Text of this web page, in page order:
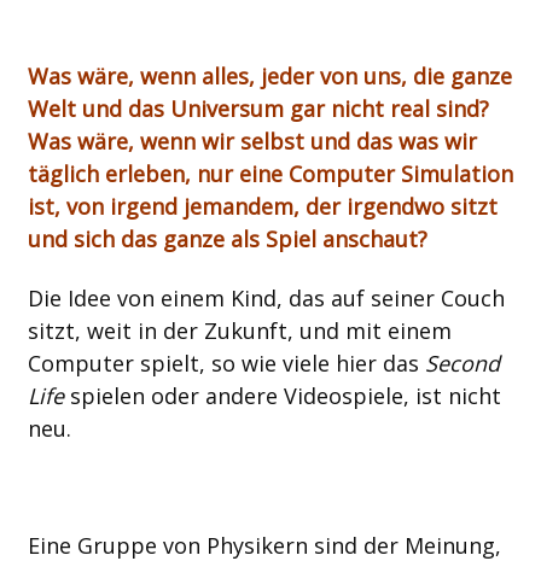
Was wäre, wenn alles, jeder von uns, die ganze
Welt und das Universum gar nicht real sind?
Was wäre, wenn wir selbst und das was wir
täglich erleben, nur eine Computer Simulation
ist, von irgend jemandem, der irgendwo sitzt
und sich das ganze als Spiel anschaut?
Die Idee von einem Kind, das auf seiner Couch
sitzt, weit in der Zukunft, und mit einem
Computer spielt, so wie viele hier das Second
Lifespielen oder andere Videospiele, ist nicht
neu.
Eine Gruppe von Physikern sind der Meinung,